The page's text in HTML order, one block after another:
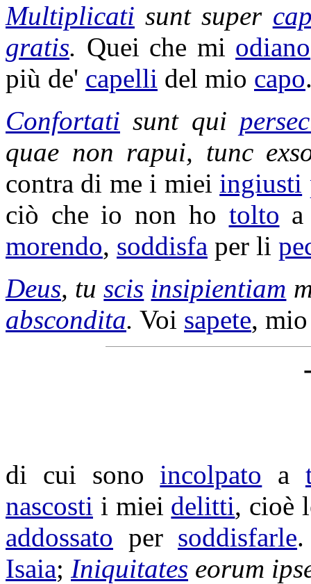
Multiplicati sunt super
gratis. Quei che mi odiano
più de' capelli del mio capo
Confortati sunt qui
quae non rapui, tunc
contra di me i miei ingiusti
ciò che io non ho tolto
morendo, soddisfa per li
Deus, tuscis insipientiam
abscondita. Voi sapete,
di cui sono incolpato a
nascosti i miei delitti, cioè
addossato per soddisfarle
Isaia; Iniquitates eorum